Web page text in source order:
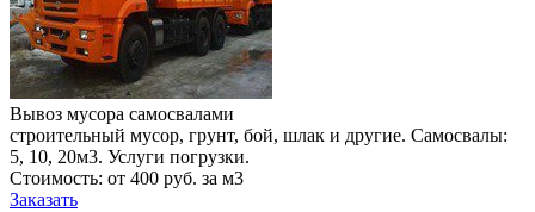
Вывоз мусора самосвалами
строительный мусор, грунт, бой, шлак и другие. Самосвалы:
5, 10, 20м3. Услуги погрузки.
Стоимость: от 400 руб. за м3
Заказать